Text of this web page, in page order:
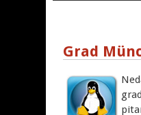
Grad